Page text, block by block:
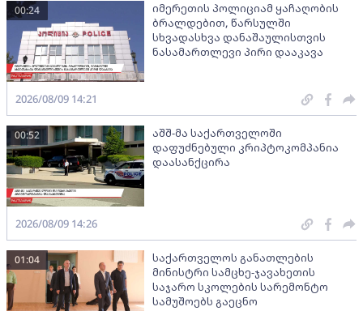
იმერეთის პოლიციამ ყაჩაღობის
ბრალდებით, წარსულში
სხვადასხვა დანაშაულისთვის
ნასამართლევი პირი დააკავა
00:24
2026/08/09 14:21
აშშ-მა საქართველოში
დაფუძნებული კრიპტოკომპანია
დაასანქცირა
00:52
2026/08/09 14:26
საქართველოს განათლების
მინისტრი სამცხე-ჯავახეთის
საჯარო სკოლების სარემონტო
სამუშოებს გაეცნო
01:04